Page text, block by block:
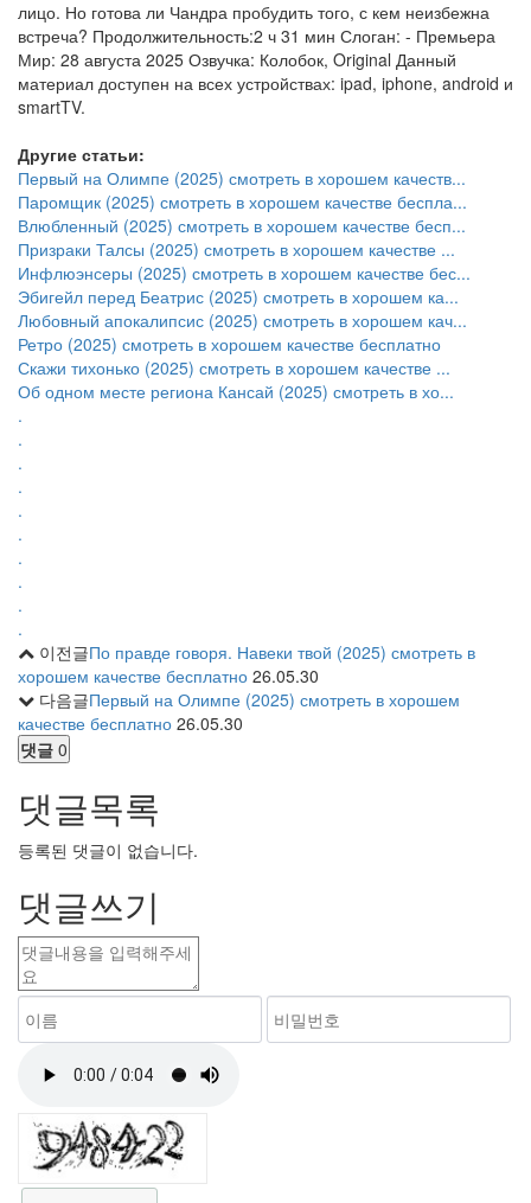
лицо. Но готова ли Чандра пробудить того, с кем неизбежна
встреча? Продолжительность:2 ч 31 мин Слоган: - Премьера
Мир: 28 августа 2025 Озвучка: Колобок, Original Данный
материал доступен на всех устройствах: ipad, iphone, android и
smartTV.
Другие статьи:
Первый на Олимпе (2025) смотреть в хорошем качеств...
Паромщик (2025) смотреть в хорошем качестве беспла...
Влюбленный (2025) смотреть в хорошем качестве бесп...
Призраки Талсы (2025) смотреть в хорошем качестве ...
Инфлюэнсеры (2025) смотреть в хорошем качестве бес...
Эбигейл перед Беатрис (2025) смотреть в хорошем ка...
Любовный апокалипсис (2025) смотреть в хорошем кач...
Ретро (2025) смотреть в хорошем качестве бесплатно
Скажи тихонько (2025) смотреть в хорошем качестве ...
Об одном месте региона Кансай (2025) смотреть в хо...
.
.
.
.
.
.
.
.
.
.
이전글По правде говоря. Навеки твой (2025) смотреть в
хорошем качестве бесплатно 26.05.30
다음글Первый на Олимпе (2025) смотреть в хорошем
качестве бесплатно 26.05.30
댓글 0
댓글목록
등록된 댓글이 없습니다.
댓글쓰기